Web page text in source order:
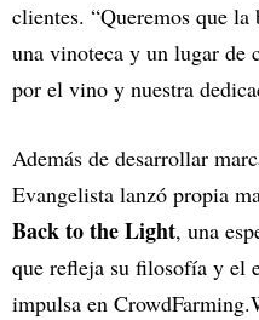
clientes. “Queremos que
una vinoteca y un lugar de
por el vino y nuestra
Además de desarrollar
Evangelista lanzó propia
Back to the Light, una
que refleja su filosofía y el
impulsa en